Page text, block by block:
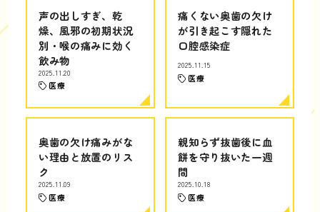
声の出しすぎ、乾
燥、風邪の初期状況
別・喉の痛みに効く
飲み物
2025.11.20
医療
痛くない奥歯の欠け
が引き起こす隠れた
口腔感染症
2025.11.15
医療
奥歯の欠け痛みがな
い理由と放置のリス
ク
2025.11.09
医療
親知らず抜歯後に血
餅を守り抜いた一週
間
2025.10.18
医療